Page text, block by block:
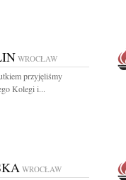
WROCŁAW
przyjęliśmy
Kolegi i...
WROCŁAW